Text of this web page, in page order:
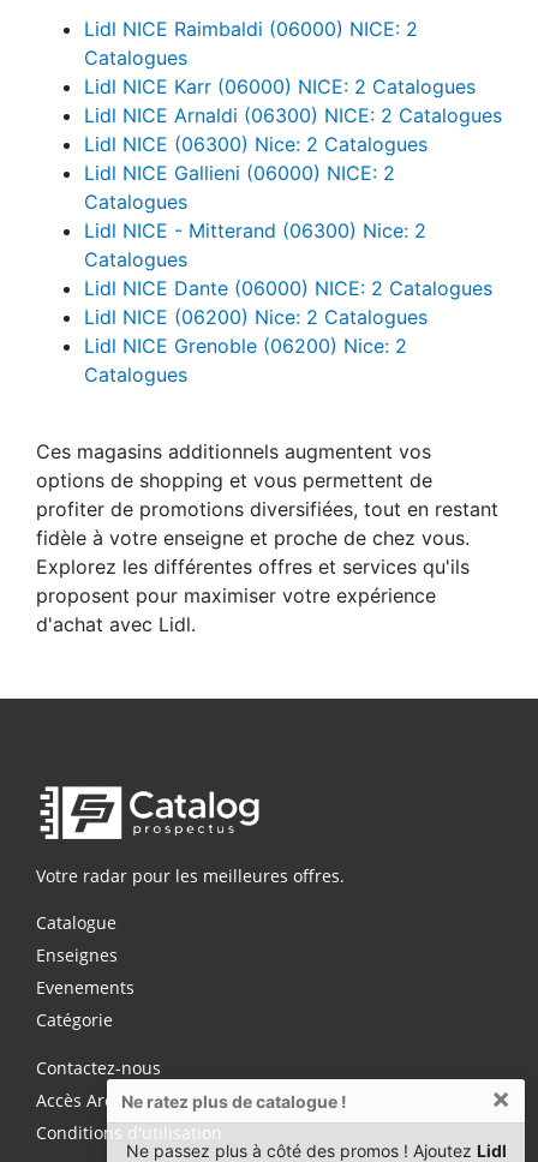
Ne ratez plus de catalogue ! ×
Ne passez plus à côté des promos ! Ajoutez Lidl
Lidl NICE Raimbaldi (06000) NICE: 2
Catalogues
Lidl NICE Karr (06000) NICE: 2 Catalogues
Lidl NICE Arnaldi (06300) NICE: 2 Catalogues
Lidl NICE (06300) Nice: 2 Catalogues
Lidl NICE Gallieni (06000) NICE: 2
Catalogues
Lidl NICE - Mitterand (06300) Nice: 2
Catalogues
Lidl NICE Dante (06000) NICE: 2 Catalogues
Lidl NICE (06200) Nice: 2 Catalogues
Lidl NICE Grenoble (06200) Nice: 2
Catalogues
Ces magasins additionnels augmentent vos
options de shopping et vous permettent de
profiter de promotions diversifiées, tout en restant
fidèle à votre enseigne et proche de chez vous.
Explorez les différentes offres et services qu'ils
proposent pour maximiser votre expérience
d'achat avec Lidl.
Votre radar pour les meilleures offres.
Catalogue
Enseignes
Evenements
Catégorie
Contactez-nous
Accès Archives Premium
Conditions d'utilisation